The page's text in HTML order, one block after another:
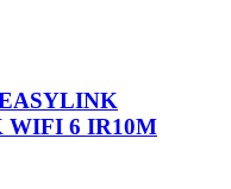
WIFI 6 IR10M